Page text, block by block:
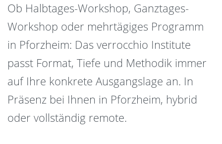
Ob Halbtages-Workshop, Ganztages-
Workshop oder mehrtägiges Programm
in Pforzheim: Das verrocchio Institute
passt Format, Tiefe und Methodik immer
auf Ihre konkrete Ausgangslage an. In
Präsenz bei Ihnen in Pforzheim, hybrid
oder vollständig remote.